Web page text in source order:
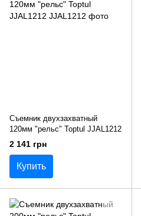
Съемник двухзахватный
120мм "рельс" Toptul JJAL1212
2 141 грн
Купить